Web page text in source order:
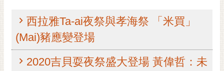
市府團隊
主題服務
西拉雅Ta-ai夜祭與孝海祭 「米買」
(Mai)豬應變登場
2020吉貝耍夜祭盛大登場 黃偉哲：未